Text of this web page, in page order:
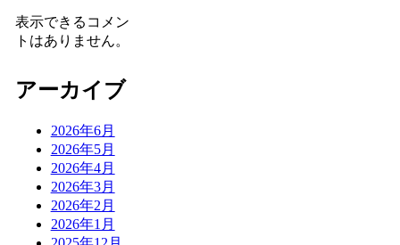
表示できるコメン
トはありません。
アーカイブ
2026年6月
2026年5月
2026年4月
2026年3月
2026年2月
2026年1月